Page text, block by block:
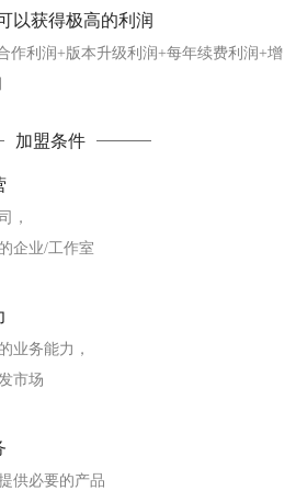
以获得极高的利润
作利润+版本升级利润+每年续费利润+增
加盟条件
，
企业/工作室
业务能力，
市场
供必要的产品